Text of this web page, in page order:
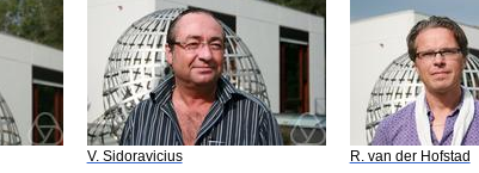
V. Sidoravicius
R. van der Hofstad